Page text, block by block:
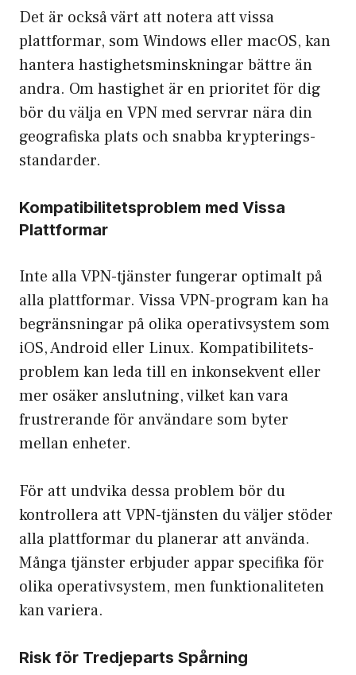
Det är också värt att notera att vissa
plattformar, som Windows eller macOS, kan
hantera hastighets­minskningar bättre än
andra. Om hastighet är en prioritet för dig
bör du välja en VPN med servrar nära din
geografiska plats och snabba krypterings­
standarder.
Kompatibilitetsproblem med Vissa
Plattformar
Inte alla VPN-tjänster fungerar optimalt på
alla plattformar. Vissa VPN-program kan ha
begränsningar på olika operativ­system som
iOS, Android eller Linux. Kompatibilitets­
problem kan leda till en inkonsekvent eller
mer osäker anslutning, vilket kan vara
frustrerande för användare som byter
mellan enheter.
För att undvika dessa problem bör du
kontrollera att VPN-tjänsten du väljer stöder
alla plattformar du planerar att använda.
Många tjänster erbjuder appar specifika för
olika operativ­system, men funktionaliteten
kan variera.
Risk för Tredjeparts Spårning